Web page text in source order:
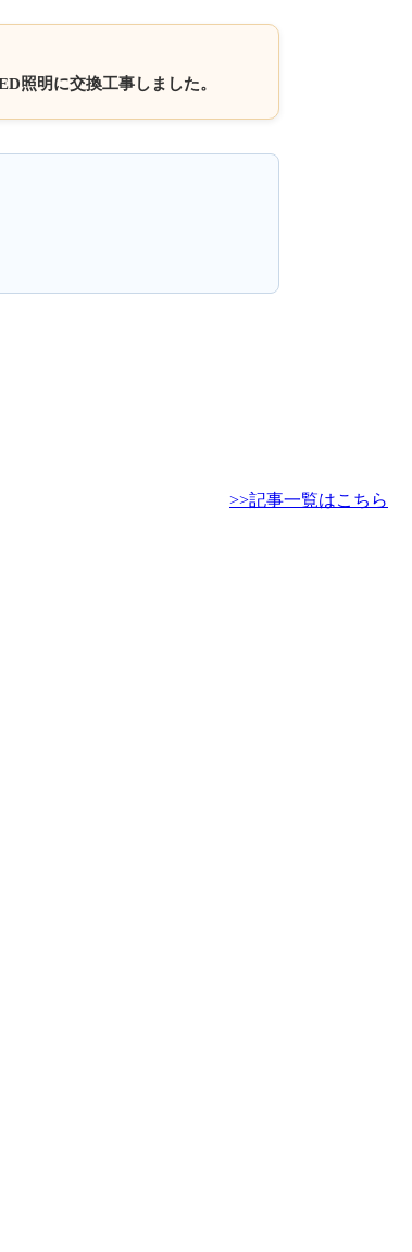
照明に交換工事しました。
>>記事一覧はこちら